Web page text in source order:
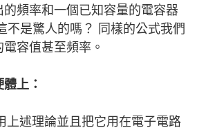
頻率和一個已知容量的電容器
不是驚人的嗎？ 同樣的公式我們
容值甚至頻率。
上：
上述理論並且把它用在電子電路